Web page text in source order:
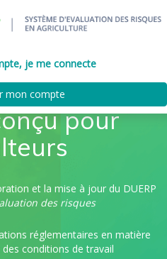
je me connecte
mon compte
pour
et la mise à jour du DUERP
des risques
réglementaires en matière
conditions de travail